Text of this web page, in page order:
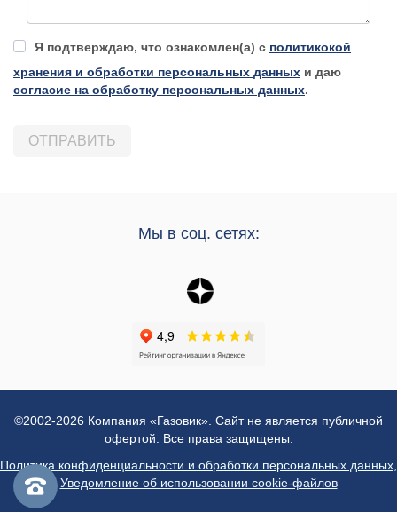
Я подтверждаю, что ознакомлен(а) с политикокой
хранения и обработки персональных данных и даю
согласие на обработку персональных данных.
Мы в соц. сетях:
©2002-2026 Компания «Газовик». Сайт не является публичной
офертой. Все права защищены.
Политика конфиденциальности и обработки персональных данных
Уведомление об использовании cookie-файлов